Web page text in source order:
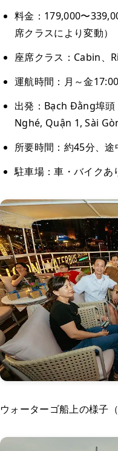
料金：179,000〜
席クラスにより変動）
座席クラス：Cabin、
運航時間：月～金
出発：Bạch Đằng埠
Nghé, Quận 1, Sài Gòn
所要時間：約45分、途
駐車場：車・バイクあ
ウォーターゴ船上の様子